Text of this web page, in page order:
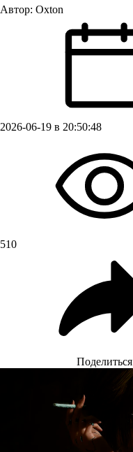
Автор: Oxton
2026-06-19 в 20:50:48
510
Поделиться